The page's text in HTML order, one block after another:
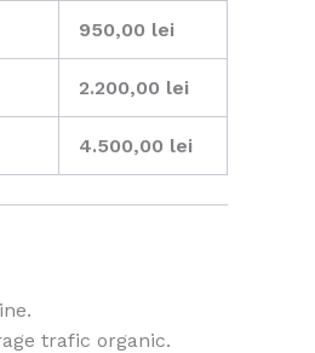
950,00 lei
2.200,00 lei
4.500,00 lei
trafic organic.